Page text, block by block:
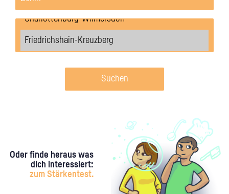
Suchen
Oder finde heraus was
dich interessiert:
zum Stärkentest.